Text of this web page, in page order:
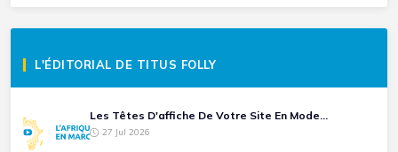
L'ÉDITORIAL DE TITUS FOLLY
Les Têtes D'affiche De Votre Site En Mode...
27 Jul 2026